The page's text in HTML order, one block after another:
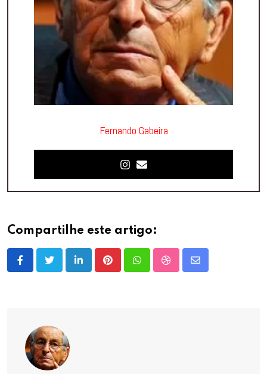
Fernando Gabeira
Compartilhe este artigo:
LinkedInPinterestWhatsappStumbleUpon
Share